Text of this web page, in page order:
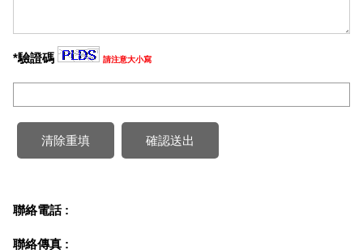
*驗證碼 請注意大小寫
清除重填 確認送出
聯絡電話 :
聯絡傳真 :